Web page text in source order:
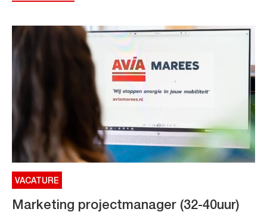
VACATURE
Marketing projectmanager (32-40uur)